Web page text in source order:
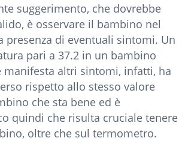
suggerimento, che dovrebbe
è osservare il bambino nel
presenza di eventuali sintomi. Un
pari a 37.2 in un bambino
manifesta altri sintomi, infatti, ha
rispetto allo stesso valore
che sta bene ed è
quindi che risulta cruciale tenere
oltre che sul termometro.